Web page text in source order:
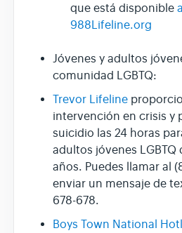
que está disponible
988Lifeline.org
Jóvenes y adultos
comunidad LGBTQ:
Trevor Lifeline
intervención en crisis y
suicidio las 24 horas
adultos jóvenes LGBTQ
años. Puedes llamar al
enviar un mensaje de
678-678.
Boys Town National